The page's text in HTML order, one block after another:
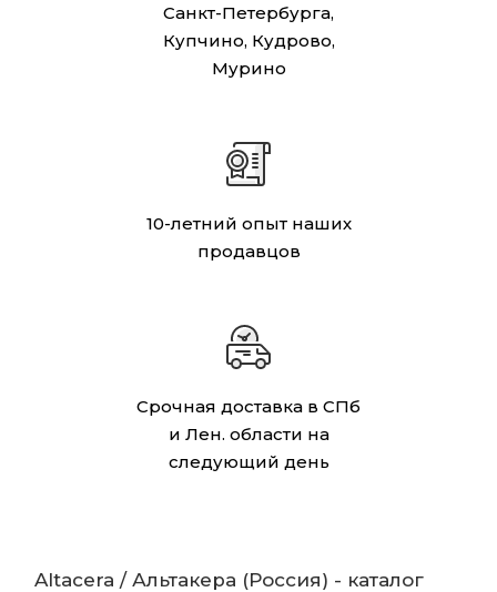
Санкт-Петербурга,
Купчино, Кудрово,
Мурино
10-летний опыт наших
продавцов
Срочная доставка в СПб
и Лен. области на
следующий день
Altacera / Альтакера (Россия) - каталог